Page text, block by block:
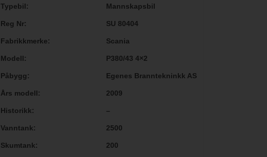
Typebil Mannskapsbil
Reg Nr SU 80404
Fabrikkmerke Scania
Modell P380/43 4×2
Påbygg Egenes Branntekninkk AS
Års modell 2009
Historikk –
Vanntank 2500
Skumtank 200